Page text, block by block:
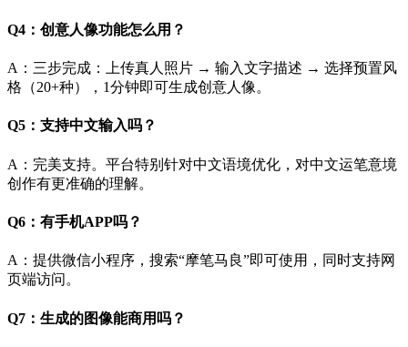
Q4：创意人像功能怎么用？
A：三步完成：上传真人照片 → 输入文字描述 → 选择预置风
格（20+种），1分钟即可生成创意人像。
Q5：支持中文输入吗？
A：完美支持。平台特别针对中文语境优化，对中文运笔意境
创作有更准确的理解。
Q6：有手机APP吗？
A：提供微信小程序，搜索“摩笔马良”即可使用，同时支持网
页端访问。
Q7：生成的图像能商用吗？